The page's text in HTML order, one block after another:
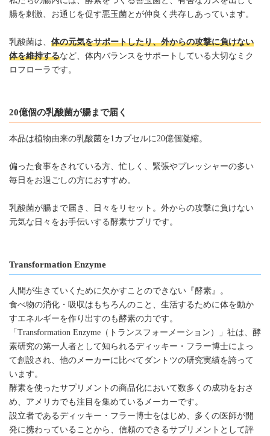
腸を刺激、お通じを促す悪玉菌とが仲良く共存しあっています。
乳酸菌は、 体の元気をサポートしたり、外からの攻撃に負けない
体を維持するなど、体内バランスをサポートしている大切なミク
ロフローラです。
20億個の乳酸菌が腸まで届く
本品は植物由来の乳酸菌を1カプセルに20億個凝縮。
偏った食事をされている方、忙しく、緊張やプレッシャーの多い
毎日をお過ごしの方におすすめ。
乳酸菌が腸まで届き、日々をリセット。外からの攻撃に負けない
元気な日々をお手伝いする酵素サプリです。
Transformation Enzyme
人間が生きていくために欠かすことのできない『酵素』。
食べ物の消化・吸収はもちろんのこと、生活するために体を動か
すエネルギーを作り出すのも酵素の力です。
「Transformation Enzyme（トランスフォーメーション）」社は、酵
素研究の第一人者として知られるディッキー・フラー博士によっ
て創設され、他のメーカーに比べてダントツの研究実績を誇って
います。
酵素を使ったサプリメントの商品化において数多くの成功をおさ
め、アメリカでも注目を集めているメーカーです。
設立者であるディッキー・フラー博士をはじめ、多くの医師が開
発に携わっていることから、信頼のできるサプリメントとして評